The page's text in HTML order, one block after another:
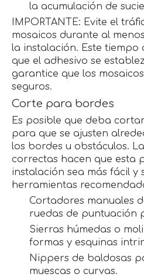
la acumulación de
IMPORTANTE: Evite el
mosaicos durante al
la instalación. Este tiempo
que el adhesivo se
garantice que los
seguros.
Corte para bordes
Es posible que deba
para que se ajusten
los bordes u obstáculos.
correctas hacen que esta
instalación sea más fácil y
herramientas
Cortadores manuales
ruedas de puntuación
Sierras húmedas o
formas y esquinas
Nippers de baldosas
muescas o curvas.